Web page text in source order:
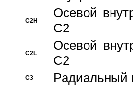
C2H
Осевой
C2
C2L
Осевой
C2
C3
Pадиальный